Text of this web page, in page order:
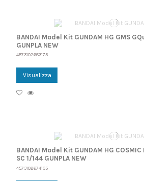
BANDAI Model Kit GUNDAM HG GMS
GUNPLA NEW
4573102683175
Visualizza
BANDAI Model Kit GUNDAM HG COSMIC
SC 1/144 GUNPLA NEW
4573102674135